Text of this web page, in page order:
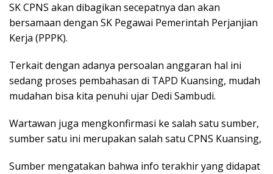
SK CPNS akan dibagikan secepatnya dan akan
bersamaan dengan SK Pegawai Pemerintah Perjanjian
Kerja (PPPK).
Terkait dengan adanya persoalan anggaran hal ini
sedang proses pembahasan di TAPD Kuansing, mudah
mudahan bisa kita penuhi ujar Dedi Sambudi.
Wartawan juga mengkonfirmasi ke salah satu sumber,
sumber satu ini merupakan salah satu CPNS Kuansing,
Sumber mengatakan bahwa info terakhir yang didapat